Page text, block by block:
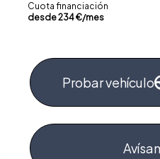
Cuota financiación
desde234€/mes
Probar vehículo